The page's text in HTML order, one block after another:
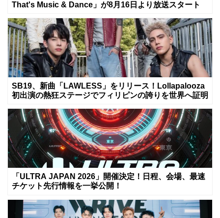
That's Music & Dance」が8月16日より放送スタート
SB19、新曲「LAWLESS」をリリース！Lollapalooza
初出演の熱狂ステージでフィリピンの誇りを世界へ証明
「ULTRA JAPAN 2026」開催決定！日程、会場、最速
チケット先行情報を一挙公開！